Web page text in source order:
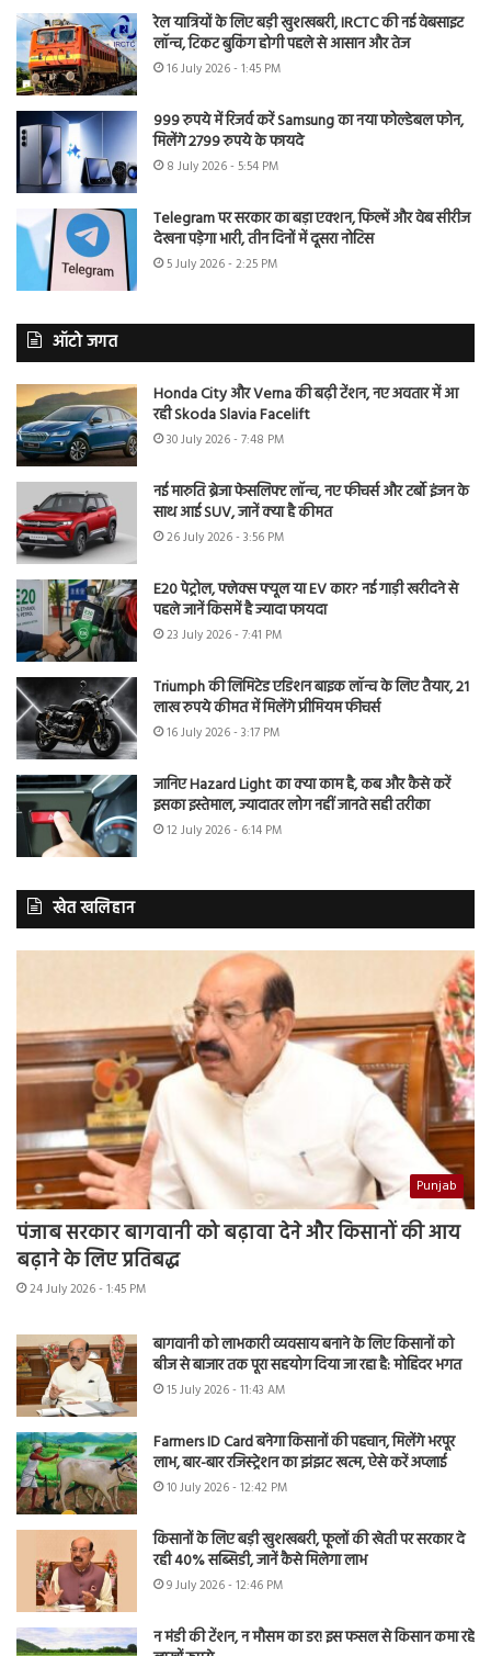
रेल यात्रियों के लिए बड़ी खुशखबरी, IRCTC की नई वेबसाइट
लॉन्च, टिकट बुकिंग होगी पहले से आसान और तेज
16 July 2026 - 1:45 PM
999 रुपये में रिजर्व करें Samsung का नया फोल्डेबल फोन,
मिलेंगे 2799 रुपये के फायदे
8 July 2026 - 5:54 PM
Telegram पर सरकार का बड़ा एक्शन, फिल्में और वेब सीरीज
देखना पड़ेगा भारी, तीन दिनों में दूसरा नोटिस
5 July 2026 - 2:25 PM
ऑटो जगत
Honda City और Verna की बढ़ी टेंशन, नए अवतार में आ
रही Skoda Slavia Facelift
30 July 2026 - 7:48 PM
नई मारुति ब्रेजा फेसलिफ्ट लॉन्च, नए फीचर्स और टर्बो इंजन के
साथ आई SUV, जानें क्या है कीमत
26 July 2026 - 3:56 PM
E20 पेट्रोल, फ्लेक्स फ्यूल या EV कार? नई गाड़ी खरीदने से
पहले जानें किसमें है ज्यादा फायदा
23 July 2026 - 7:41 PM
Triumph की लिमिटेड एडिशन बाइक लॉन्च के लिए तैयार, 21
लाख रुपये कीमत में मिलेंगे प्रीमियम फीचर्स
16 July 2026 - 3:17 PM
जानिए Hazard Light का क्या काम है, कब और कैसे करें
इसका इस्तेमाल, ज्यादातर लोग नहीं जानते सही तरीका
12 July 2026 - 6:14 PM
खेत खलिहान
Punjab
पंजाब सरकार बागवानी को बढ़ावा देने और किसानों की आय
बढ़ाने के लिए प्रतिबद्ध
24 July 2026 - 1:45 PM
बागवानी को लाभकारी व्यवसाय बनाने के लिए किसानों को
बीज से बाजार तक पूरा सहयोग दिया जा रहा है: मोहिंदर भगत
15 July 2026 - 11:43 AM
Farmers ID Card बनेगा किसानों की पहचान, मिलेंगे भरपूर
लाभ, बार-बार रजिस्ट्रेशन का झंझट खत्म, ऐसे करें अप्लाई
10 July 2026 - 12:42 PM
किसानों के लिए बड़ी खुशखबरी, फूलों की खेती पर सरकार दे
रही 40% सब्सिडी, जानें कैसे मिलेगा लाभ
9 July 2026 - 12:46 PM
न मंडी की टेंशन, न मौसम का डर! इस फसल से किसान कमा रहे